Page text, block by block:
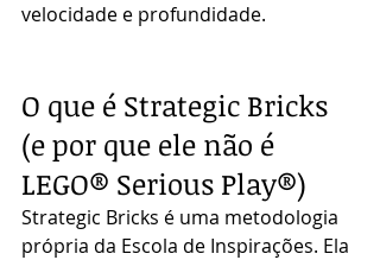
velocidade e profundidade.
O que é Strategic Bricks
(e por que ele não é
LEGO® Serious Play®)
Strategic Bricks é uma metodologia
própria da Escola de Inspirações. Ela